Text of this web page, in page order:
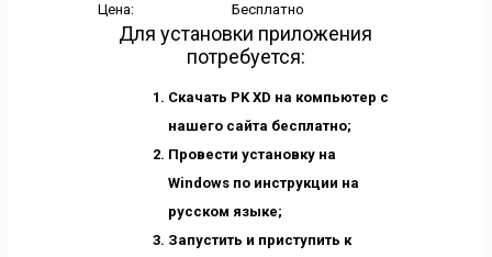
Цена:
Бесплатно
Для установки приложения
потребуется:
Скачать PK XD на компьютер с
нашего сайта бесплатно;
Провести установку на
Windows по инструкции на
русском языке;
Запустить и приступить к